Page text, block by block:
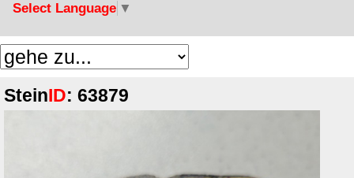
Select Language ▼
Stein ID: 63879